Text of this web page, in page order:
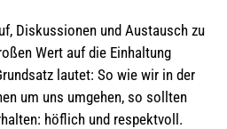
Diskussionen und Austausch zu
Wert auf die Einhaltung
lautet: So wie wir in der
um uns umgehen, so sollten
höflich und respektvoll.